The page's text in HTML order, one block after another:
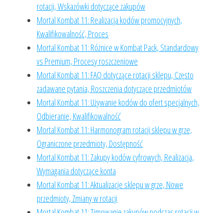
rotacji, Wskazówki dotyczące zakupów
Mortal Kombat 11: Realizacja kodów promocyjnych,
Kwalifikowalność, Proces
Mortal Kombat 11: Różnice w Kombat Pack, Standardowy
vs Premium, Procesy roszczeniowe
Mortal Kombat 11: FAQ dotyczące rotacji sklepu, Często
zadawane pytania, Roszczenia dotyczące przedmiotów
Mortal Kombat 11: Używanie kodów do ofert specjalnych,
Odbieranie, Kwalifikowalność
Mortal Kombat 11: Harmonogram rotacji sklepu w grze,
Ograniczone przedmioty, Dostępność
Mortal Kombat 11: Zakupy kodów cyfrowych, Realizacja,
Wymagania dotyczące konta
Mortal Kombat 11: Aktualizacje sklepu w grze, Nowe
przedmioty, Zmiany w rotacji